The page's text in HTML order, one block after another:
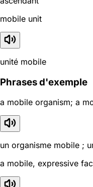
mobile unit
unité mobile
Phrases d'exemple
a mobile organism; a
un organisme mobile ;
a mobile, expressive